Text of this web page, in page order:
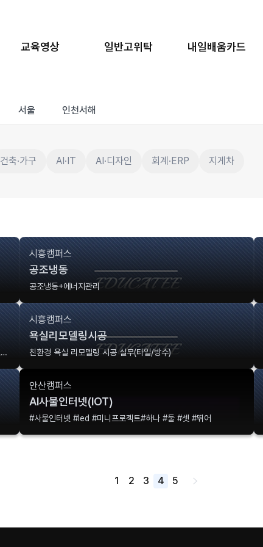
교육영상 일반고위탁 내일배움카드
서울 인천서해
건축·가구 AI·IT AI·디자인 회계·ERP 지게차
시흥캠퍼스
공조냉동
공조냉동+에너지관리
생성형 AI 기반(ChatGPT, Meshy)디자인+기계설계 & 3D프린팅
시흥캠퍼스
욕실리모델링시공
친환경 욕실 리모델링 시공 실무(타일/방수)
안산캠퍼스
AI사물인터넷(IOT)
#사물인터넷 #led #미니프로젝트#하나 #둘 #셋 #뛰어
1 2 3 4 5